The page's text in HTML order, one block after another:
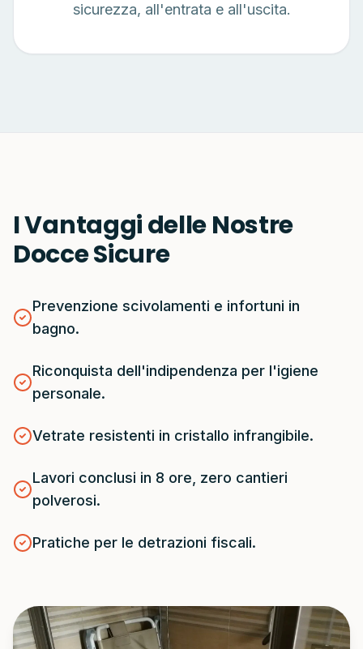
sicurezza, all'entrata e all'uscita.
I Vantaggi delle Nostre
Docce Sicure
Prevenzione scivolamenti e infortuni in
bagno.
Riconquista dell'indipendenza per l'igiene
personale.
Vetrate resistenti in cristallo infrangibile.
Lavori conclusi in 8 ore, zero cantieri
polverosi.
Pratiche per le detrazioni fiscali.